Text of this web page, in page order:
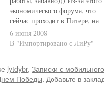
экономического форума, что
сейчас проходит в Питере, на
дорогах такой бардак - мама не
горюй! Началось всё с выйзда
на Пулковское: в принципе,
дыру в ограждении въезда на
КАД перекрыли, но…
6 июня 2008
В "Импортировано с ЛиРу"
lytdybr, Записки с мобильного
Победы. Добавьте в